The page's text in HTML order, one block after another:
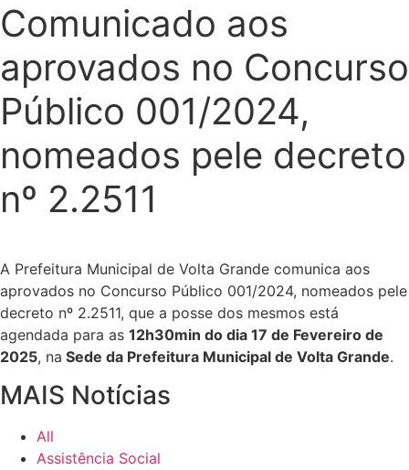
Comunicado aos
aprovados no Concurso
Público 001/2024,
nomeados pele decreto
nº 2.2511
A Prefeitura Municipal de Volta Grande comunica aos
aprovados no Concurso Público 001/2024, nomeados pele
decreto nº 2.2511, que a posse dos mesmos está
agendada para as 12h30min do dia 17 de Fevereiro de
2025, na Sede da Prefeitura Municipal de Volta Grande.
MAIS Notícias
All
Assistência Social